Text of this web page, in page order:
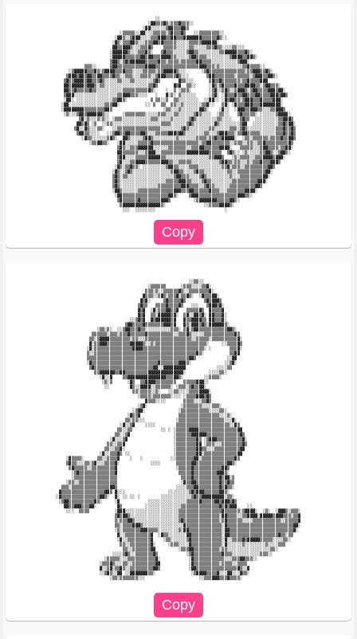
                                            ░░
                                         ░▓▓▒▒▒▓▒░▒▒▒▓▒▒▒░░
                                       ░▓▓░░░░░░▒▓▓▒▒▒▓▓▒
                              ░▒▒▒▒▒░░▓▓░░░▒▒▒▒▒░▒▓▒▒▒▓▒   ░░▒▒▒▒▒▒▒▒░░
                            ░▓▓▒░░▒▓▓▓░░░░▒▒▒▓▓▓▒▒▓▓▒▒▒▓▓▓▓▓▓▓▒▒▒▒▒▒▓▒░░
                           ░▓▒░▒▒▒▓▓▒░░░▒▒▒▓▓▒▓▒▒▒▒▒░░░░░▒▒▒▒▒▓▓▓▓▓▓░
                           ▓▓▒▒▓▓▓▒░░░▒▒▒▓▒    ▒▒▒▒▒░░░░░▒▒░░░░░▒▒▒▓▒▒░░░░▒▒░░░
                          ░▓▓▓▓▓▓▒░░░▒▒▒▓▒░   ▒▓▒▒▒░░░░░▒▓▓▒▒░░░░░░░░▒▒▓▓▓▓▓▒▒▒▓▒░
                          ░▓▓▓▓▓▒▒▒▒▒▒▓▓▒▓▓▒▒▒▓▓▓▓▒▒░░░░░▒▓▓▒▒▒▒░░░░░░░░░▒▓▓▓▓▒▒▓▓▒░
                          ▒▓▓▒░▒▓▒▓▓▓▓▓▓▒▒▒▒▒▓▒▒░▒▒▒▒░▒▒▒▒▒▒▓▓▒▒▒▒░░░░░░░░░░▒▓▓▓░
                ▒▒▒░░     ▒▓▓▒▒▒▒▒▒▒▒▒▒▒▓▓▓▓▒▒▒▒▒▒▒▒▒▒▒▒▒▒▒▒▒▓▓▓▒▒▒░▒░░░░░░░░░▒▒▓▒▒▒▒░░
          ░▒▓▓▓▓▓▒▒▒▓▒░▒▓▓▓▓▒▒▒▓▒▒▒░░░░▒▒▒▒▒░▒▒▓▓▓▓▓▒░░░      ░▒▓▒▒▒▒▒▒▒▒▒▒▒▒▒▒░▒▒▓▓▓▒▒▓▒░
         ▒▓▓▓▒▓▓▒▓▓▒▒▓▓▒▒▒▒▓▒▒░░▒▒▒░░░▒▒▒▒░░▒▓▓▓▒▒▒▒▓▒░░░       ▒▓▓▒▒▒▒▒▒▒▒░▒▒▒▒▒░▒▓▓▓▒▒▓▓▒░
        ▒▓▒▒▓▓▓▓▒▓▓▒▒▒▓▒░░░░░▒▒░░░▒▒░░░░░░░▒▓▒       ▓▒▒░░░      ▒▓▒▒▓▒▒▒▒▒▒▒░▒▒▓▒▒▒▒▓▓▓
        ▓▓▒▓▓▓▓▓▒▓▓▓▒░▒▒░░░░░░░░░░░░░░░░░▒▒▓▒      ▓▒▓  ▒▒░░     ░▓▒░▒▓▒▒▒▒▓▒▒▒▓▓▓▓▒▒░▒▓▓▒▒▒░
        ▓▓▒▒▓▒▒▒▒▒▓▒▒░░░░░░░░░░▒▒▒▒▒▒▒▒▒▒▓▒░    ░  ▒ ░▒▒▒░       ░▒▓░░▒▓▒░░▒▓▓▓▒░▒▓▓▒▒▒▒▓▓▓▒▓▓░
        ▒▓▓▓░░░░░░░░░░░░░░░░░▒▒▓▓▓▒▒▒░░░░   ░   ▓░▒░ ▒░░░░░░     ░▒▓░ ░▓▒▒▒▓▒▒▓▓▒▒▒▓▓▒▒▒▒▓▓▓▒▓▓▒
        ░▓▓░ ░░░░░░░░░░░░░░▒▒▓▓▒░         ▒ ▒▒░░▒  ▒▒░░░░░░░░  ░░▓▓░░ ░▓▒▓▓▒▒░▒▓▓▓▒▒▒▓▒▒▒▒▓▓▓░
       ░▓▓░░░░░░░░░░░░░░▒▒▒▓▓░          ░░ ▒  ▒▒  ▒▒░░▒░░░░░░░▒▒▓░░   ▒▓░ ░▓▒▒▒▓▓▓▒▒▒▓▓▓▓▓▓▓▓░
       ░▓▓▓▓▓▓▓▓▒▒▒▒▒▒▒▒▓▓▒                    ░▒▒░░░▒░░░░░░░▓▓▒░    ░▓░░  ░▓▓▓▒▒▓▓▓▒▒░░░▒▒▓▓▓▒
        ░▒░░░▒▓▓▒▓▓▓▓▓▓▒░░     ░▒▒▒▒▒▒▒▒░░░░░▒▒▒░░░▒▒░░░░░░▒▓▒░░░░  ░▒▒░░   ▒▓▒▒▒▒▒░ ░░░░░░▒▓▓▓▓░
              ▒▓░▒░░░▒░▒░░ ░▒▒▒░░░░░░░░░░░▒▒▒░░░░░▒░░░░░░▒▓▒░░░░░░░░▒▒░░░░   ▒▓▒▒  ░░░░░░░░░▒▒▓▓▓▒
             ▓▓▒▓▒ ░▒  ░░▒▒░░░░░░░░░░░░░░░░░░░▒▒▒▒░░░░░░▒▓▒░░░░░░░░▓▒░░░░░░░░▒▓▓  ░░░░░░░░░░▒▒▓▒▓▓░
            ▒▓░░▓▒░░░▒▒░   ░░▒▒▒▒▒▒▒▒▒▒▒▒▒▒▒▒▒░░░░░░░░▒▓▒░░░░░░░░▒▒░░░░░░▒▒▒░▒▓▒░░░░░░░░░░░▒▒▒▓▒▒▓▒
             ▒▓▓▒▒░░░░   ░░▒▓▓▒▒▓▓▒▒▒▒▓▓▒░░░▒▒▒▒▒▓▓▓▒▓▓▒░░░░░░░▒▒░░░▒▓▓▓▒▒▒░▒▒▓▓▒▒▒▒▒░░░░░░▒▒▒▓▒▒▓▒
               ░▓▒▒░░░░░░▒▓▒░  ▓▓▒░░░░░▒▓▓▒░░░░░░░░░▒░░░░░░░▒▒▒▒░▒▒▓▒▒▓▓▓▓▓░  ░▒▒░▒▒▒▒▒▒░▒▒▒▒▓▒▒▓▓▒
                  ░▒▒▓▓▒▒░   ░▓▓░░░░░▒▒▒▒▒▓▒▒▒▒▒▒▒▒▒▒▒▒▒▒▒▒▒▒░▒▒▓▓▒▒▒▒▒▒▒░░▒▒▒░░▒▒░░▒▒▓▒▒▒▒▒▒▒▒▒▓▒
                             ▒▓▒░░▒▒▒▓▓▓▓▓▓░░░░░░▒▒▒▒▒▒▒░░▒▒▒▓▓▒▒▒▒▒▒▓▓▓▓░   ▒▒▒▒▒░░░▒▓▓▒▒▒▒░▒▒▓▓░
                             ▓▓▒▒▒▒▒▒░░░▒▓▓▓░░▒▒▒▒▒▒▒▒▒▒▓▓▓▓▓▓▓▓▓▒▒▒▒▒  ▒▓▒░░ ░▒░░░░░▒▒▓▓▒░░▒▓▓▒░
                             ▒▓▓░░░░▒▒▒▒▒▓▓▓▓▓▒▒░░░░░░░░░░░░░░░░░▒▒▓▓▓▒   ░▒░▒▒▒▒░░▒▒▒▓▓▓▓▒▓▓▓░
                             ▒▓░░░▒▒▓▓▓▓▒▒▒▒▒▒▓▓▓▒▒░░▒▒▒▒▒░░░░░░░░░░░▒▓▓▒▒░▒▒░░░▒░▒▒▒▓▒▒▒▓▓▓▒
                            ░▓▒░▒▒▓▒▒░ ░░░░░░░░░▒▓▓▒▒░░░░▒▒▒▒░░░░░░░░░▒▒▓░▒▒▒░░▒▒▒▒▒▒▒▒▒▓▓▒
                           ░▓▒░░▒▓▒░░░░░░░░░░░░░░░▒▓▓▒▒░░░░▒▓▒▒░░░░░░░░░▒▒░░▒▒▒▒▒▒▒▒▒▒▒▓▓░
                           ▒▓▒░▒▒░░░░░░░░░░░░░░░░░░▒▓▓▒▒▒░░░░▒▓▒░░░░░░░░░▒░░░▒▒▒▒▒▒▒▒▒▓▓░
                           ▒▓▒░░░░░░░░░░░░░░░░░░▒▒▒▒▒▓▓▓▒▒░░░░▒▓▒▒░░░░░░░░▒▒▒▒▒▒▒▒▒▒▓▓▓░
                           ▒▓▒░░░░░░░░░░░░░░░▒▒▒▒▒▒▒▒▒▓▓▓▒▒▒▒░░▒▓▒▒░░░░░░▒▒▒▒▒▒▒▒▒▒▓▓▒
                           ░▓▓▒░░░░░░▒▒▒▒▒▒▒▒▒▒▒▒▒▒▓▓▓▒▒▒▓▓▒▒▒▒▒▒▓▒▒▒░░░▒▒▒▒▒▒▒▓▓▓▓░
                            ░▓▓▒▒▒▒▒▒▒▒▒▒▒▒▒▒▒▒▒▒▓▓▒░    ▒▓▓▓▒▒▒▒▒▒▒▒▒▒▒▒▒▒▒▓▓▓▒▒░
                             ▒▓▒▒▒▒▒▒▓▒▒▒▒▒▒▒▒▓▓▓▒         ░▒▓▓▓▓▓▓▓▒▒▒▒▒▓▓▒░
                              ▒▓▓▓▓▓▓▓▓▓▓▓▓▓▓▓▒░               ░░▒▒▒▒▓▓▓▓▒░
                                                         ░░▒▒░░
                                         ░▒▒▒▒▒▒      ░▒▒▒░░░░▒▒▓░
                                        ▒▒▒░▒░░▒▒▒▒▒▒▓▒░░▒▒▒▒▒▒▒▒▓░
                                       ▓▒▒▒░░▒▓▒░▒▒▒▓░▒▒▓▒░  ░▓▒▒▒▓▓░
                                      ▓▒▓░     ▒▓▒▒▒▒▒▓▒       ▒▓▒▓▓▓▒
                                     ▒▓▒▒   ▒▒▒▒▓▒▒▒▒▓▒   ░░░   ▒▓▓▓▒▓░
                                     ▓▒▓  ░▓░▒▒▒▓▓▒▒▓   ▒▒▒▒▒▓▒  ▓▒▒▒▒▓
                                     ▓▒▓  ▒▒░▓▓▓▓▓▒▓░  ▒▓░░▓▓▒▓░ ▓▓▒▒▒▓░
                                  ░░▒▓▒▓  ▓▒▓▓▓▓▓▓▒▓   ▓▒▒▓▓▓▓▒▒ ▓▓▒▒▒▓░
                                ▒▓▓▒▒▒▒▓▒▒▒▒▒▒▒▓▓▓▒▓   ▓▒░▓▓▓▒▓▒░▓▓▓▓▓▓▒░
                     ░▒▒░▒░  ░░▒▓▓▒▒▒▓▒▒░░░░░░░░░░▒▒▒░ ▒▓░▒▓▓▒▒▒▒▒▒▒▒▒▒▒▓▓▒░
                   ▒▒▒▒▒▒░▒▒▒░▒▒▒▓▒▒▒▒▒▒▓▒▒▒▒▒▒▒▒▒▒░░▒▒▒▓▒░░░░░▒▒▒▒▒▒▒▒▒▒▒▒▓▒
                  ▒▒░▒▓▓▓▓▒▒▒▒▒▒▒▒░▒▒░░░▒▒▒▒▒▒▒▒▒▒▒▒▒▒▒▒▒▒░░▒▒▒▒▒░▒▒▒▒▒▒▒▒▒▒▓░
                  ▓░▒▒▓▓▓▒▒▒▒▒▒▒▒▒▓▓▓▓▓▒░░▒░▒▒▒▒▒▒▒▒▒▒▒▒▒▒▒▒▒▒▒▒░     ░░▒▒▒▒▓▒
                 ░▓░▒▒▒▒▒▒▒▒▒▒▒▒▒▒▒▓▓▓▓▒▒▒▒▒▒▒▒▒▒▒▒▒▒▒▒▒▒▒▒▒▒▒▒░ ░       ▒▒▒▓░
                 ▒░░▒▒▒▒▒▒▒▒▒▒▒▒▒▒▒▒▒▒▒▒▒▒▒▒▒▒▒▒▒▒▒▒▒▒▒▒▒▒▒▒▓▒░          ▒▒▓▓
                 ▒▒▒▒▒▒▒▒▒▒▒▒▒▒▒▒▒▒▒▒▒▒▒▒▒▒▒▒▒▒▒▒▒▒▒▒▒▒▒▒▓▓▒            ░░▓▓
                 ░▓▒▒▒▒▒▒▒▒▒▒▒▒▒▒▒▒▒▒▒▒▒▒▒▒▒▒▓▒▒▒▒▒▒▒▓▓▓▒░             ░░▒▓░
                  ▒▓▒▒▒▒▒▒▒▒▒▒▒▒▒▒▒▒▒▒▒▒▒▒▒▓▓░░▓▓▓▓▓▓▓▓▓            ░░░░▒▒
                    ▒▒▓▓▓▓▓▓▒▒▓▓▒▒▒▒▒▒▒▒▒▓▓▓▓▓▓▓▓▓▓▓▓▓▓░         ░░░░▒▒░
                      ░▓░░▓    ▒▒▓▓▓▓▓▓▓▓▓▓▓▓▓▓▓▒▒▒▓▓▒░        ░░▒▒▒▒░
                       ░▒░▒      ░▓▒  ▒▒▓▓▓▓▒▒▒▒▒▒▒▒   ▒▒▒▒▒▓▓▓░░
                        ░░        ▓▒░░▓▓▓▓░░▒▒▒▒▒▒░ ░▒▒▒░▒▓▒▒▓▓░
                                   ▒▒░▒▒▒▒░░▒░   ░░▒▒░░░░▒▒▒▒▓▓▓▓░
                                     ░▒▒▒▒░▒▒▒▒▒▒▒░░░░ ░▒▒▒▒▓▓▓▒▓▒
                                        ▓▒▒▒░░░░       ▒▒▒▒░░░▒▒▓▒
                                     ░▒▓░             ░▒▒▒▒▒▒▒░░░░▒▒▒░
                                   ░▒▓▓░             ░▒▒▒▒▒▒▒▒▒▒▒░░░░▒▒░
                                 ░▓▒▒▓               ▒▒▒▒▒▒▒▒▒▒▒▒▒▒▒▒░░░▒░
                                ▒▒░▒▒░░░            ░▒▒▒▒▒▒▒▒▒▒▒▒▒▒▒▒▒▒░░░▓░
                              ░▓░░▒▓    ░░░░        ▒▒▒▒▒▒▒▒▒▒▒▒▒▒▒▒▒▒▒▒▒░░▓▒
                             ▒▒░░▒▒           ░░ ░ ░▒▒▒▒▒▓▓▓▓▒▒▒▒▒▒▒▒▒▒▒▒▒▒▒▓▓
                            ▒▒░░▒▓                 ░▒▒▒▒▒▒▓▓▓▓▓▓▒▒▒▒▒▒▒▒▒▒▒▒▒▓▒
                          ░▓░░░▒▓                  ░▒▒▒▒▒▒▒▒▓▒ ░▒▓▓▓▒▒▒▒▒▒▒▒▒▒▓░
                         ▒▒░░▒▒▓                   ░▒▒▒▒▒▒▒▒▓▓ ░▒▒▒░░░▒▒▒▒▒▒▒▒▓▒
                        ▒▒░░▒▒▓░                   ░▒▒▒▒▒▒▒▒▓▓▒▒░░░▒▒▒▒▒▒▒▒▒▒▓▓
                      ░▓░░▒▒▒▓▒ ░░                 ░▒▒▒▒▒▒▒▒▓▓░▒▒▒▒▒▒▒▒▒▒▒▒▒▓▓
         ░▓▒▒▒▒░     ▒▒░░▒▒▒▒▓    ░   ░           ░░▒▒▒▒▒▒▒▓▓░▒▒▒▒▒▒▒▒▒▒▒▒▒▓▒
         ▒▓▒▒░░░▒▒░▒▓░░░▒▒▒▒▓░            ░░░░      ▒▒▒▒▒▒▓▓▒▒▒▒▒▒▒▒▒▒▒▒▓▓▒░
          ▒▓▒▒▒▒▒░░▒▒▒▒▒▒▒▒▒▓                       ░▒▒▒▒▒▓▒▒▒▒▒▒▒▒▒▒▒▓▓▒
           ░▒▓▒▒▒▒▒▒▒▒▒▒▒▒▒▒▓                        ▒▒▒▒▒▓▒▒▒▒▒▒▒▒▒▓▓▓▒░
           ░▒▒▒▒▒▒▒▒▒▒▒▒▒▒▒▒▒                         ▒▒▒▒▓▒▒▒▒▒▒▒▒▒▒▓▒▓▓░▒
         ░▒▒░░▒▒▒▒▒▒▒▒▒▒▒▒▒▒▒                         ░▓▒▒▓▓▒▒▒▒▒▒▒▒▒▓▒▒▓▒▒
       ▒▒▒░▒▒▒▒▒▒▒▒▒▒▒▒▒▒▒▓▓▒                       ░░░░▒▒▒▓▓▒▒▒▒▒▒▒▒▓▒▓▒▒░
      ▓▒▒▒▒▒▒▒▒▒▒▒▒▒▒▒▒▒▓▓▒ ▓░░░                 ░░░░░░░░▒▓▒▓▓▓▒▒▒▒▒▒▓▓▒░
     ░▓▒▒▒▒▒▒▒▒▒▒▒▒▒▒▒▓▓▒░  ▓░ ░░ ░░ ░        ░░░░░░░░░░░░▒▓▒▒▓▓▓▓▓▓▓▓▓░▒▒░
      ░▒▓▓▒▒▒▒▒▒▒▒▒▒▓▒░     ░▓           ░░░░░░░░░░░░░░░▒▒▒▒▒▓▒▒▒▒▒▓▓▒▓▓▓▒▓▒
        ▓▓▒▒▓▓▓▒▒▒▓▓░        ▓▒         ░░░░░░░░░░░░░░▒▒▒▒▒▒▒▒▒▒▒▒▒▒▒▓▒▓▒▓▓▓    ░░
         ░░░  ▒▒▒▒          ░▓▓▓░░░░░░░░░░░░░░░░░░░░░▒▒▒▒▒▒▒▒▒▒▒▒▒▒▒▒▒▓▒▒▒▒▒▒░▒▓▓▓▓░  ░▒░  ░▓▓▓▒░▒▒▒░
                            ▒▓▒▓▓▒░░░░░░░░░░░░░░░░░░░▒▒▒▒▒▒▒▒▒▒▒▒▒▒▒▒░▓▓▒▒▒▒░░▒▒▓▓▓▓░▓▓▓▓▓▒▓▓▓▒▒▒░▒▒▓
                            ▒░▒▒▒▓▓▒░░░░░░░░░░░░░░░░░▒▓▒▒▒▒▒▒▒▒▒▒▒▒▒▒░▒▓▒▒▒▒▒▒░░░░▒▒▒▒▒▒▒▒▒▒▒░░▒▒▒▒▒▓
                            ▒▒░▒▒▒▒▓▓▓▒░░░░░░░░░░░░░░░░▓▒▒▒▒▒▒▒▒▒▒▒▒▒▒░▓▒▒▒▒▒▒▒▒▒▒▒▒▒▒▒▒▒▒▒▒▒▒▒▒▒▒▓▓░
                            ░▒░▒▒▒▒▒▒▒▓▓▓▒▒▒▒░░░░░░░░▒░▓▓▒▒▒▒▒▒▒▒▒▒▒▒▒░▓▓▒▒▒▒▒▒▒▒▒▒▒▒▒▒▒▒▒▒▒▒▒▒▒▒▒▓░
                             ▓░░▒▒▒▒▒▒▒▒▒▒▓  ░▓▒▒░░░░░░░▓▓▒▒▒▒▒▒▒▒▒▒▒▒░▓▓▒▒▒▒▒▒▒▒▒▒▒▒▒▒▒▒▒▒▒▓▒▒░▒▒
                             ░▓░░▒▒▒▒▒▒▒▒▒▓    ░▒▒░░░░░░▒▓▒▒▒▒▒▒▒▒▒▒▒▒░▓░░▒▒▒▒▓▒▓▓▓▓▓▒▒▒▒▒░░░░▒▒░
                              ▒▒░░▒▒▒▒▒▒▒▒▓░     ░▒▒▒░░░░▓▒▒▒▒▒▒▒▒▒▒▒▒░▓░░░░░░▒░░░░░░░░▒░░░░▒▒▒
                               ▒▒░░▒▒▒▒▒▒▒▓▓         ░▒▒▒▓▓▒▒▒▒▒▒▒▒▒▒░▒▒░░░░░░░░░░░░░░░░░▒▒░
                           ░░░░▒▓▒░░▒▒▒▒▒▒▒▓▒           ░▒▓▒▒▒▒▒▒▒▒▒▒▒▓▒▒▒░░░░░░░░░░░▒▒▒░░
                        ░▒▒▒▒▒░░░▒▒▒▒▒▒▒▒▒▒▒▓░           ░▓▒▒▒▒▒▒▒▒▒▒▒▒░░░▒▒▒▓▓▒▒▒░░
                      ░▒▒▒▓▒░░░▒▒░░▒▒▒▒▒▒▒▒▒▓▓           ░▓▒▒▒▒▒▒▒▒▒▒░▒▒▒▒░░▒▒▒▒
                      ▓░░▒▓░▒▒▓▒░░▒▒▒▒▒▒▒▒▒▓▓▒           ░▓▓▒▒▒▒▒▒▒▒▒▒▒▒▒▒▒▒▓▒░░▓
                      ░░▒▓▒░░▓▓ ░░▓▓▓▓▓▓▓▒▒░              ░▒▓▓▓▓▒▒▒▒▓░░░▓▓░░░▓▒▒░
                          ░▒▒░▒▒▒▒▒▒▒░░░                     ░░▒▒▒▓▓▓▒▒▒▓▒▒▒▒░